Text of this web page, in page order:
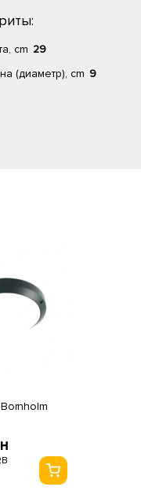
cm 29
(диаметр), cm 9